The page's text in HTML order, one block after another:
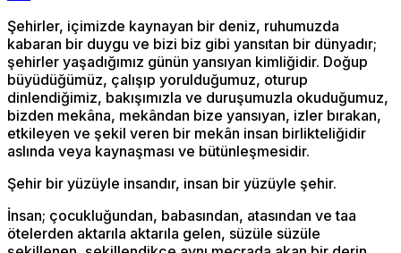
Şehirler, içimizde kaynayan bir deniz, ruhumuzda
kabaran bir duygu ve bizi biz gibi yansıtan bir dünyadır;
şehirler yaşadığımız günün yansıyan kimliğidir. Doğup
büyüdüğümüz, çalışıp yorulduğumuz, oturup
dinlendiğimiz, bakışımızla ve duruşumuzla okuduğumuz,
bizden mekâna, mekândan bize yansıyan, izler bırakan,
etkileyen ve şekil veren bir mekân insan birlikteliğidir
aslında veya kaynaşması ve bütünleşmesidir.
Şehir bir yüzüyle insandır, insan bir yüzüyle şehir.
İnsan; çocukluğundan, babasından, atasından ve taa
ötelerden aktarıla aktarıla gelen, süzüle süzüle